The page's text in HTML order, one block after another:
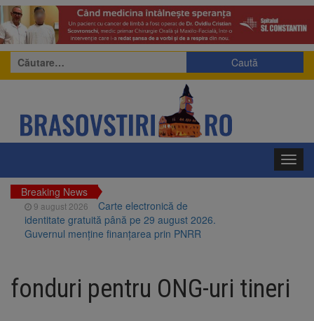
Caută
după:
Breaking News
9 august 2026
Carte electronică de
identitate gratuită până pe 29 august 2026.
Guvernul menține finanțarea prin PNRR
Brașovului vor fi restaurate. Contractul de
finanțare a fost semnat
fonduri pentru ONG-uri tineri